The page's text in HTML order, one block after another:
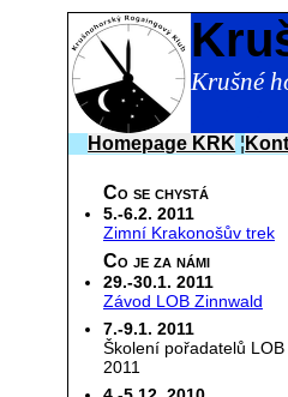
Krušné
Homepage KRK ¦
Co se chystá
5.-6.2. 2011
Zimní Krakonošův trek
Co je za námi
29.-30.1. 2011
Závod LOB Zinnwald
7.-9.1. 2011
Školení pořadatelů LOB
2011